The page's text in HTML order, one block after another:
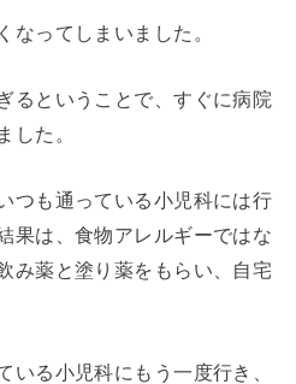
なってしまいました。
るということで、すぐに病院
した。
つも通っている小児科には行
果は、食物アレルギーではな
み薬と塗り薬をもらい、自宅
いる小児科にもう一度行き、